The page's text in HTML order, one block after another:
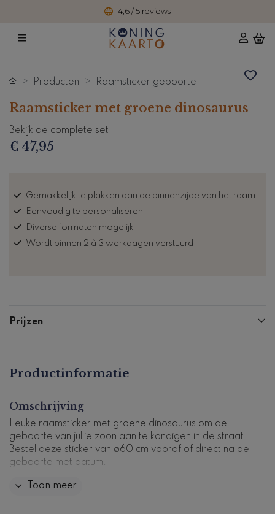
4,6 / 5 reviews
Producten Raamsticker geboorte
Raamsticker met groene dinosaurus
Bekijk de complete set
€ 47,95
Gemakkelijk te plakken aan de binnenzijde van het raam
Eenvoudig te personaliseren
Diverse formaten mogelijk
Wordt binnen 2 à 3 werkdagen verstuurd
Prijzen
Productinformatie
Omschrijving
Leuke raamsticker met groene dinosaurus om de
geboorte van jullie zoon aan te kondigen in de straat.
Bestel deze sticker van ø60 cm vooraf of direct na de
geboorte met datum.
De raamsticker is ook beschikbaar in formaat ø40 cm,
Toon meer